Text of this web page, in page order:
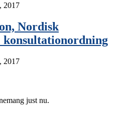
2017
Nordisk
konsultationordning
2017
just nu.